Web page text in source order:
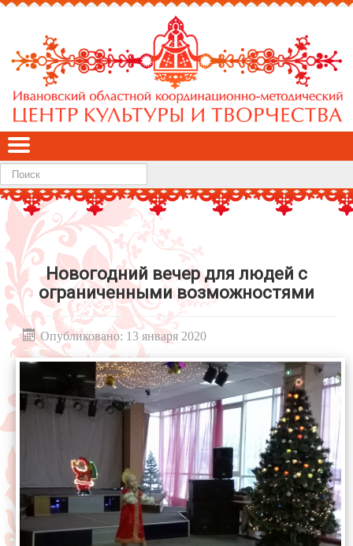
Найти
Новогодний вечер для людей с
ограниченными возможностями
Опубликовано: 13 января 2020